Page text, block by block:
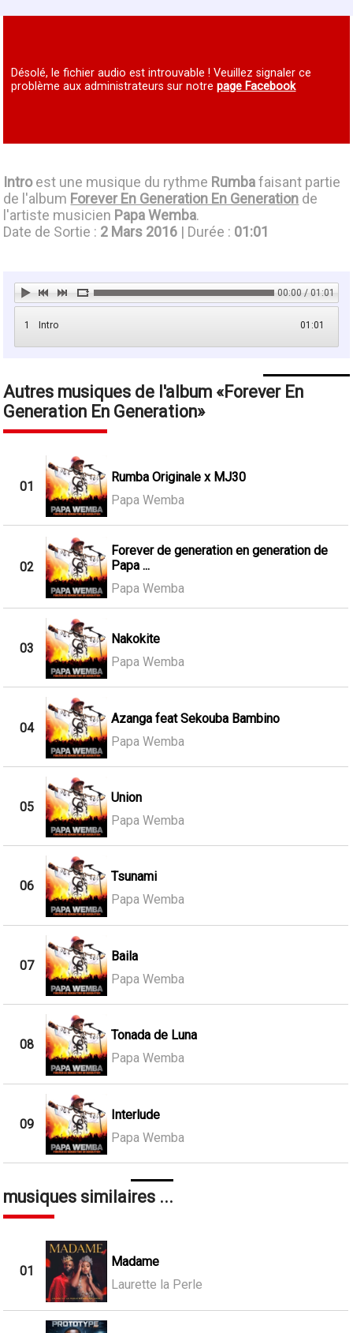
Désolé, le fichier audio est introuvable ! Veuillez signaler ce
problème aux administrateurs sur notrepage Facebook
Introest une musique du rythme Rumbafaisant partie
de l'album Forever En Generation En Generation de
l'artiste musicien Papa Wemba.
Date de Sortie : 2 Mars 2016 | Durée : 01:01
00:00 / 01:01
1 01:01
Intro
Autres musiques de l'album
Forever En
Generation En Generation
01
Rumba Originale x MJ30
Papa Wemba
02
Forever de generation en generation de
Papa ...
Papa Wemba
03
Nakokite
Papa Wemba
04
Azanga feat Sekouba Bambino
Papa Wemba
05
Union
Papa Wemba
06
Tsunami
Papa Wemba
07
Baila
Papa Wemba
08
Tonada de Luna
Papa Wemba
09
Interlude
Papa Wemba
musiques similaires ...
01
Madame
Laurette la Perle